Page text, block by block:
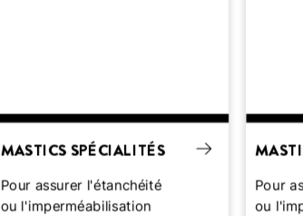
MASTICS SPÉCIALITÉS
Pour assurer l'étanchéité
ou l'imperméabilisation
Pour
ou